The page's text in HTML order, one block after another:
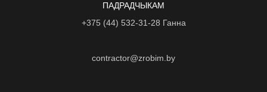
ПАДРАДЧЫКАМ
+375 (44) 532-31-28 Ганна
contractor@zrobim.by